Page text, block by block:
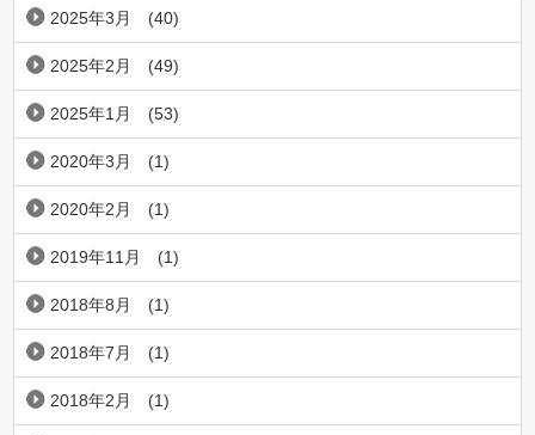
2025年3月 (40)
2025年2月 (49)
2025年1月 (53)
2020年3月 (1)
2020年2月 (1)
2019年11月 (1)
2018年8月 (1)
2018年7月 (1)
2018年2月 (1)